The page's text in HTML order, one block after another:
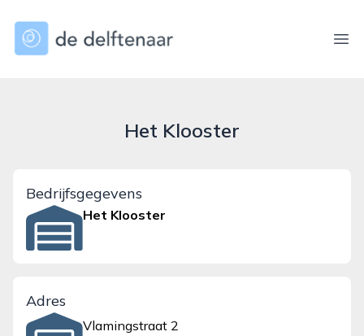
dedelftenaar.nl
Het Klooster
Bedrijfsgegevens
Het Klooster
Adres
Vlamingstraat 2